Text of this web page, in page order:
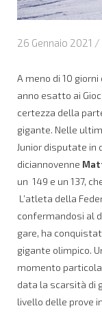
26 Gennaio 2021 /
A meno di 10
anno esatto ai
certezza della
gigante. Nelle
Junior disputate in
diciannovenne
un 149 e un 137,
L’atleta della
confermandosi al
gare, ha
gigante olimpico.
momento
data la scarsità di
livello delle prove